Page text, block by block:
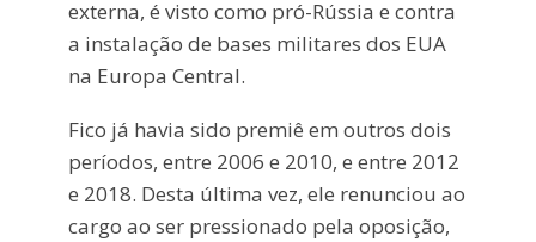
externa, é visto como pró-Rússia e contra
a instalação de bases militares dos EUA
na Europa Central.
Fico já havia sido premiê em outros dois
períodos, entre 2006 e 2010, e entre 2012
e 2018. Desta última vez, ele renunciou ao
cargo ao ser pressionado pela oposição,